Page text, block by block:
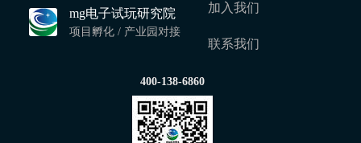
mg电子试玩研究院
项目孵化 / 产业园对接
加入我们
联系我们
400-138-6860